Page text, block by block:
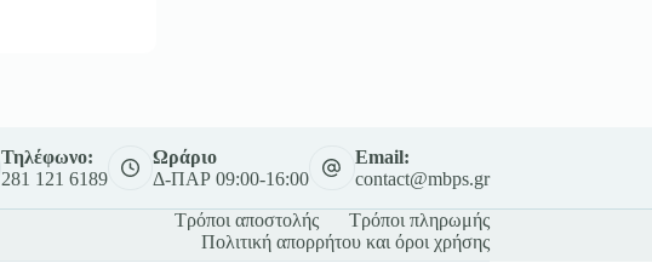
Τηλέφωνο:
281 121 6189
Ωράριο
Δ-ΠΑΡ 09:00-16:00
Email:
contact@mbps.gr
Τρόποι αποστολής
Τρόποι πληρωμής
Πολιτική απορρήτου και όροι χρήσης